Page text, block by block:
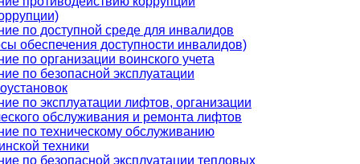
по доступной среде для инвалидов
обеспечения доступности инвалидов)
по организации воинского учета
по безопасной эксплуатации
по эксплуатации лифтов, организации
обслуживания и ремонта лифтов
по техническому обслуживанию
техники
по безопасной эксплуатации тепловых